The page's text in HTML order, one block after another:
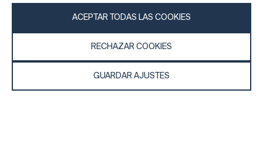
GUARDAR AJUSTES
RECHAZAR COOKIES
ACEPTAR TODAS LAS COOKIES